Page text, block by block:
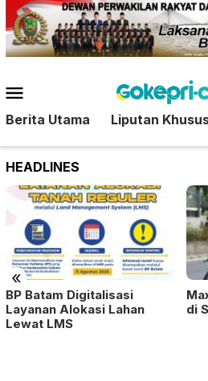
Loncat
ke
konten
Mobile
Berita Utama Liputan
HEADLINES
«
BP Batam Digitalisasi
Layanan Alokasi Lahan
Lewat LMS
di